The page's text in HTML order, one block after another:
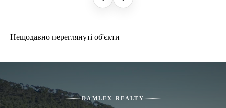
Нещодавно переглянуті об'єкти
DAMLEX REALTY